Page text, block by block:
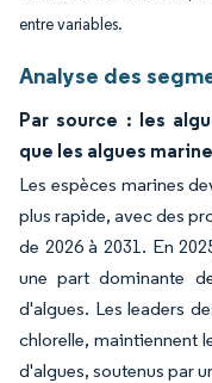
entre variables.
Analyse des
Par source : les
que les algues
Les espèces marines
plus rapide, avec des
de 2026 à 2031. En
une part dominante
d'algues. Les leaders
chlorelle, maintiennent
d'algues, soutenus par